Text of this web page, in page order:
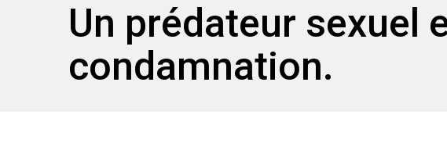
Un prédateur sexuel
condamnation.